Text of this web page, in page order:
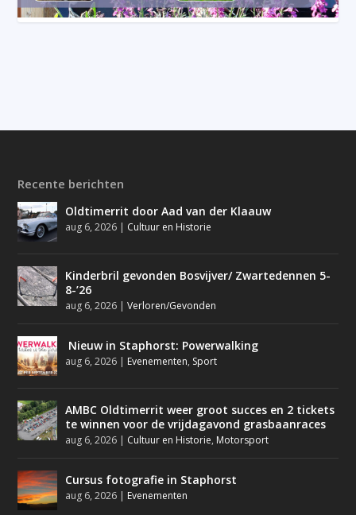
Recente berichten
Oldtimerrit door Aad van der Klaauw
aug 6, 2026 | Cultuur en Historie
Kinderbril gevonden Bosvijver/ Zwartedennen 5-
8-’26
aug 6, 2026 |Verloren/Gevonden
Nieuw in Staphorst: Powerwalking
aug 6, 2026 | Evenementen, Sport
AMBC Oldtimerrit weer groot succes en 2 tickets
te winnen voor de vrijdagavond grasbaanraces
aug 6, 2026 | Cultuur en Historie, Motorsport
Cursus fotografie in Staphorst
aug 6, 2026 | Evenementen